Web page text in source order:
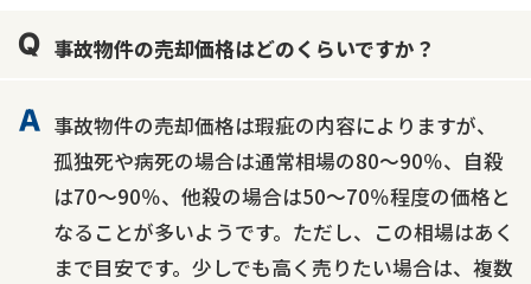
事故物件の売却価格はどのくらいですか？
事故物件の売却価格は瑕疵の内容によりますが、
孤独死や病死の場合は通常相場の80～90％、自殺
は70～90％、他殺の場合は50～70％程度の価格と
なることが多いようです。ただし、この相場はあく
まで目安です。少しでも高く売りたい場合は、複数